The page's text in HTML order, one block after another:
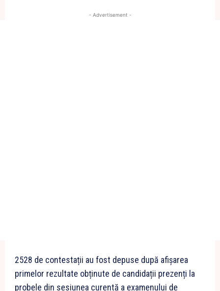
- Advertisement -
2528 de contestații au fost depuse după afișarea
primelor rezultate obținute de candidații prezenți la
probele din sesiunea curentă a examenului de